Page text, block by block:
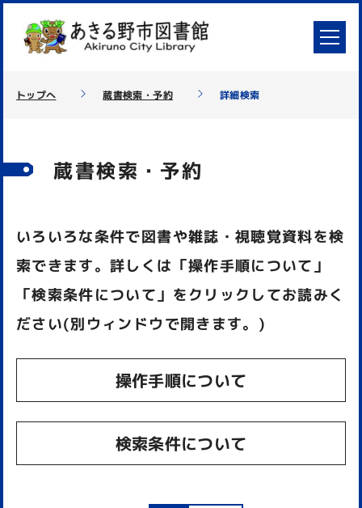
トップへ 蔵書検索・予約 詳細検索
蔵書検索・予約
いろいろな条件で図書や雑誌・視聴覚資料を検
索できます。詳しくは「操作手順について」
「検索条件について」をクリックしてお読みく
ださい(別ウィンドウで開きます。)
操作手順について
検索条件について